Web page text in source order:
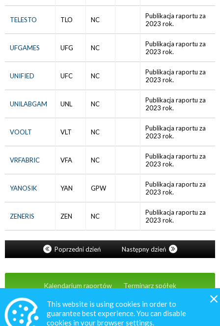
TELESTO TLO NC
Publikacja raportu za
2023 rok.
UFGAMES UFG NC
Publikacja raportu za
2023 rok.
UNIFIED UFC NC
Publikacja raportu za
2023 rok.
UNILABGAM UNL NC
Publikacja raportu za
2023 rok.
VOOLT VLT NC
Publikacja raportu za
2023 rok.
VRFABRIC VFA NC
Publikacja raportu za
2023 rok.
YANOSIK YAN GPW
Publikacja raportu za
2023 rok.
ZENERIS ZEN NC
Publikacja raportu za
2023 rok.
Poprzedni dzień Następny dzień
Kalendarium raportów
Terminarz spółek
This website is using cookies in order to
guarantee best experience. You can disable
cookies in your browser settings.